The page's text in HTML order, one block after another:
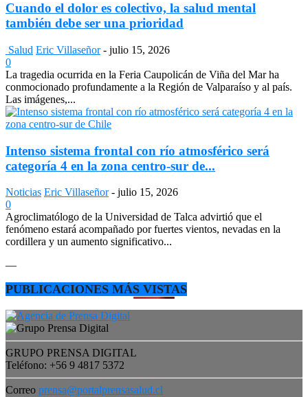
Cuando el dolor es colectivo, la salud mental
también debe ser una prioridad
Salud Eric Villaseñor - julio 15, 2026
0
La tragedia ocurrida en la Feria Caupolicán de Viña del Mar ha
conmocionado profundamente a la Región de Valparaíso y al país.
Las imágenes,...
Intenso sistema frontal con río atmosférico será
categoría 4 en la zona centro-sur de...
Noticias Eric Villaseñor - julio 15, 2026
0
Agroclimatólogo de la Universidad de Talca advirtió que el
fenómeno estará acompañado por fuertes vientos, nevadas en la
cordillera y un aumento significativo...
—
PUBLICACIONES MÁS VISTAS
GRUPO PRENSA DIGITAL
Teléfono: +56 9 4817 5372
Correo prensa@portalprensasalud.cl